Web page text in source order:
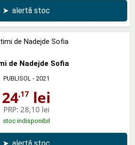
➤ alertă stoc
de Nadejde Sofia
PUBLISOL - 2021
24,17 lei
PRP: 28,10 lei
stoc indisponibil
➤ alertă stoc